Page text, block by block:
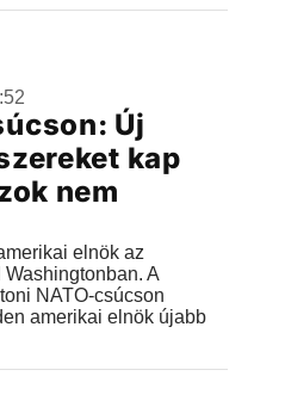
Új
kap
nem
elnök az
A
NATO-csúcson
amerikai elnök újabb